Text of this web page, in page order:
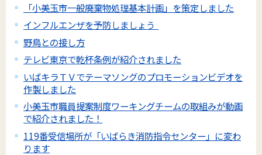
「小美玉市一般廃棄物処理基本計画」を策定しました
インフルエンザを予防しましょう
野鳥との接し方
テレビ東京で乾杯条例が紹介されました
いばキラＴＶでテーマソングのプロモーションビデオを
作製しました
小美玉市職員提案制度ワーキングチームの取組みが動画
で紹介されました！
119番受信場所が「いばらき消防指令センター」に変わ
ります